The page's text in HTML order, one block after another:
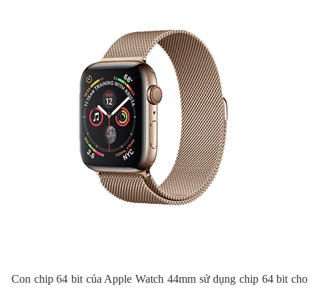
Con chip 64 bit của Apple Watch 44mm sử dụng chip 64 bit cho